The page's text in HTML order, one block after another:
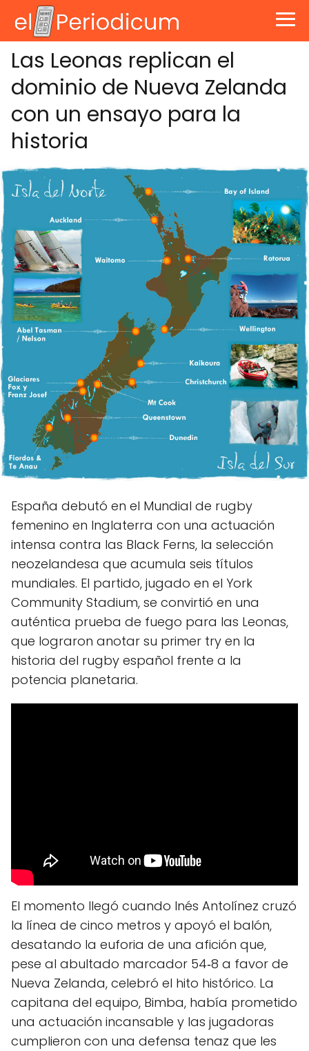
Las Leonas replican el
dominio de Nueva Zelanda
con un ensayo para la
historia
España debutó en el Mundial de rugby
femenino en Inglaterra con una actuación
intensa contra las Black Ferns, la selección
neozelandesa que acumula seis títulos
mundiales. El partido, jugado en el York
Community Stadium, se convirtió en una
auténtica prueba de fuego para las Leonas,
que lograron anotar su primer try en la
historia del rugby español frente a la
potencia planetaria.
El momento llegó cuando Inés Antolínez cruzó
la línea de cinco metros y apoyó el balón,
desatando la euforia de una afición que,
pese al abultado marcador 54‑8 a favor de
Nueva Zelanda, celebró el hito histórico. La
capitana del equipo, Bimba, había prometido
una actuación incansable y las jugadoras
cumplieron con una defensa tenaz que les